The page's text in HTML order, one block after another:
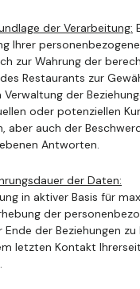
der Verarbeitung:
Ihrer
zur Wahrung der
Restaurants zur
der
oder potenziellen
aber auch der
Antworten.
der Daten:
in aktiver Basis für
der
der Beziehungen zu
letzten Kontakt